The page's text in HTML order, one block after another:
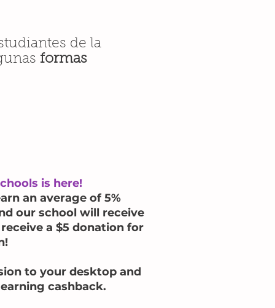
de la
formas
is here!
an average of 5%
our school will receive
a $5 donation for
to your desktop and
cashback.